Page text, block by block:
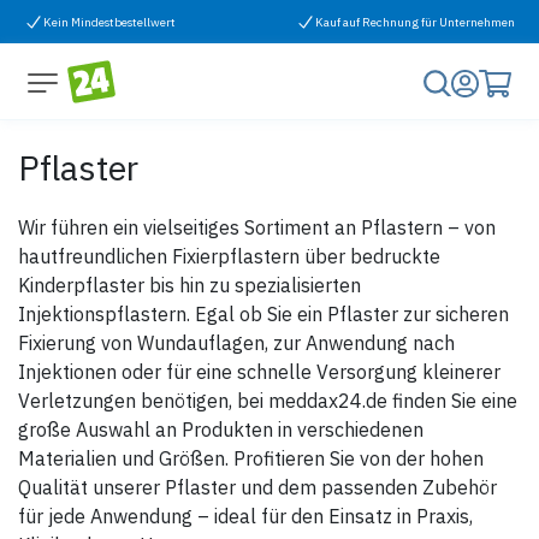
Zum Inhalt springen
Kein Mindestbestellwert Kauf auf Rechnung für Unternehmen
Pflaster
Wir führen ein vielseitiges Sortiment an Pflastern – von
hautfreundlichen Fixierpflastern über bedruckte
Kinderpflaster bis hin zu spezialisierten
Injektionspflastern. Egal ob Sie ein Pflaster zur sicheren
Fixierung von Wundauflagen, zur Anwendung nach
Injektionen oder für eine schnelle Versorgung kleinerer
Verletzungen benötigen, bei meddax24.de finden Sie eine
große Auswahl an Produkten in verschiedenen
Materialien und Größen. Profitieren Sie von der hohen
Qualität unserer Pflaster und dem passenden Zubehör
für jede Anwendung – ideal für den Einsatz in Praxis,